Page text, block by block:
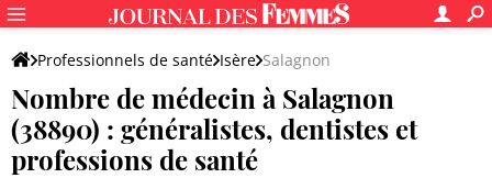
Professionnels de santé Isère Salagnon
Nombre de médecin à Salagnon
(38890) : généralistes, dentistes et
professions de santé